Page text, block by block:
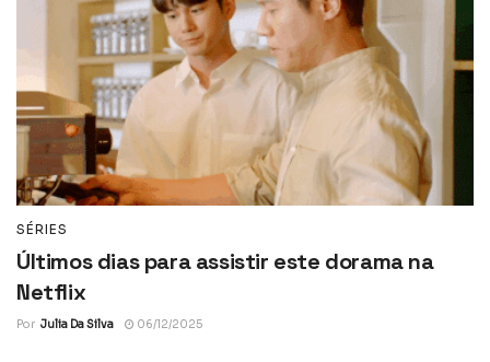
SÉRIES
Últimos dias para assistir este dorama na
Netflix
Por Julia Da Silva 06/12/2025